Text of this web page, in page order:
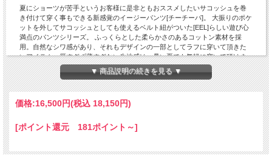
夏にショーツが苦手というお客様に是非ともおススメしたいサコッシュを巻
き付けて穿く事もできる新感覚のイージーパンツ[チーチーパ]。 大振りのポケ
ットを外してサコッシュとしても使えるベルト紐がついた[EEL]らしい遊び心
満点のパンツシリーズ。 ふっくらとした柔らかさのあるコットン素材を採
用。自然なシワ感があり、それもデザインの一部としてラフに穿いて頂きた
いアイテム。厚すぎず薄すぎない生地感は、暑い夏でも気軽に穿いて頂けま
す。 ウエストが総ゴム仕様で、 フロントに大きなポケットが付いたデザイン
が印象的。ベルトループがついている所も◎。 膨らみのある生地を活かし
た、ゆったりとしたリラックスシルエットは、暑い夏でもベタつきが無く、
で、立体感のあるきれいなシルエットも見逃せません。 ワークパンツをイー
ゆったりとしたシルエットのトレンドも相まって、カップルやご夫婦で兼用
「EEL PRODUCTS」の他の商品を見る
▼ 商品説明の続きを見る ▼
価格:16,500円(税込 18,150円)
[ポイント還元 181ポイント～]